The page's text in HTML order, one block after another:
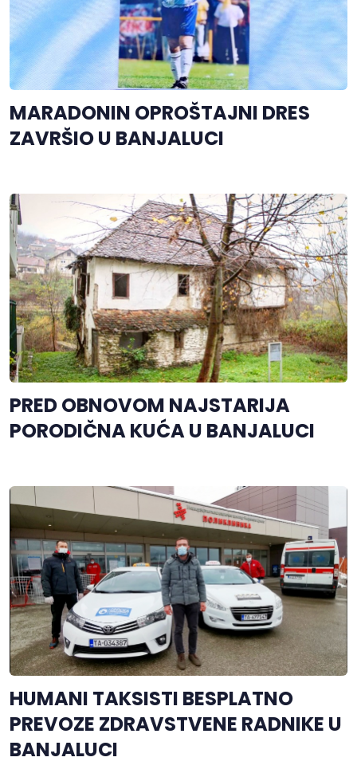
MARADONIN OPROŠTAJNI DRES
ZAVRŠIO U BANJALUCI
PRED OBNOVOM NAJSTARIJA
PORODIČNA KUĆA U BANJALUCI
HUMANI TAKSISTI BESPLATNO
PREVOZE ZDRAVSTVENE RADNIKE U
BANJALUCI